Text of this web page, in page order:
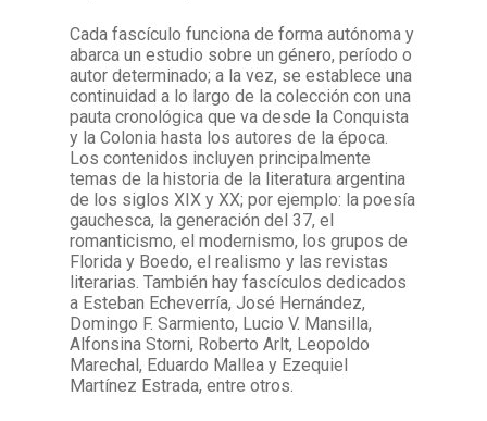
Cada fascículo funciona de forma autónoma y
abarca un estudio sobre un género, período o
autor determinado; a la vez, se establece una
continuidad a lo largo de la colección con una
pauta cronológica que va desde la Conquista
y la Colonia hasta los autores de la época.
Los contenidos incluyen principalmente
temas de la historia de la literatura argentina
de los siglos XIX y XX; por ejemplo: la poesía
gauchesca, la generación del 37, el
romanticismo, el modernismo, los grupos de
Florida y Boedo, el realismo y las revistas
literarias. También hay fascículos dedicados
a Esteban Echeverría, José Hernández,
Domingo F. Sarmiento, Lucio V. Mansilla,
Alfonsina Storni, Roberto Arlt, Leopoldo
Marechal, Eduardo Mallea y Ezequiel
Martínez Estrada, entre otros.